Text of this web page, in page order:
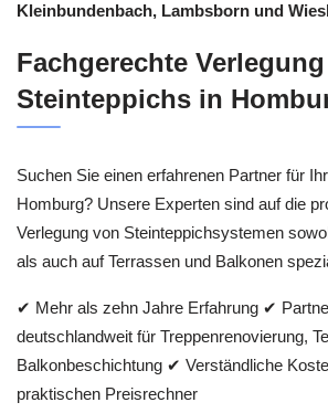
Kleinbundenbach, Lambsborn und
Fachgerechte
Steinteppichs in
Suchen Sie einen erfahrenen Partner für
Homburg? Unsere Experten sind auf die
Verlegung von Steinteppichsystemen
als auch auf Terrassen und Balkonen
✔ Mehr als zehn Jahre Erfahrung ✔
deutschlandweit für Treppenrenovierung,
Balkonbeschichtung ✔ Verständliche
praktischen Preisrechner